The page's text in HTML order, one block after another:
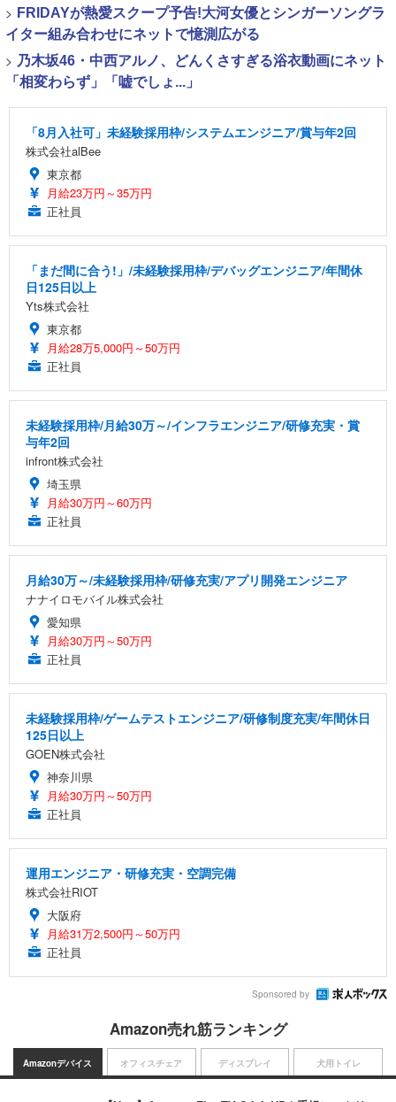
> FRIDAYが熱愛スクープ予告!大河女優とシンガーソングラ
イター組み合わせにネットで憶測広がる
> 乃木坂46・中西アルノ、どんくさすぎる浴衣動画にネット
「相変わらず」「嘘でしょ...」
「8月入社可」未経験採用枠/システムエンジニア/賞与年2回
株式会社alBee
東京都
月給23万円～35万円
正社員
「まだ間に合う!」/未経験採用枠/デバッグエンジニア/年間休
日125日以上
Yts株式会社
東京都
月給28万5,000円～50万円
正社員
未経験採用枠/月給30万～/インフラエンジニア/研修充実・賞
与年2回
infront株式会社
埼玉県
月給30万円～60万円
正社員
月給30万～/未経験採用枠/研修充実/アプリ開発エンジニア
ナナイロモバイル株式会社
愛知県
月給30万円～50万円
正社員
未経験採用枠/ゲームテストエンジニア/研修制度充実/年間休日
125日以上
GOEN株式会社
神奈川県
月給30万円～50万円
正社員
運用エンジニア・研修充実・空調完備
株式会社RIOT
大阪府
月給31万2,500円～50万円
正社員
Sponsored by
Amazon売れ筋ランキング
Amazonデバイス オフィスチェア ディスプレイ 犬用トイレ